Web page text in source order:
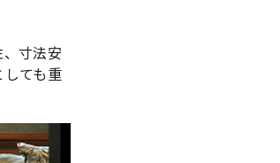
寸法安
ても重